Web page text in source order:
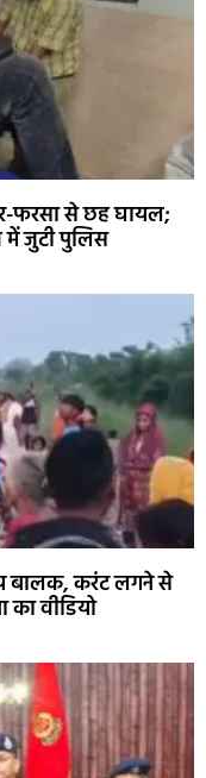
फरसा से छह घायल;
में जुटी पुलिस
बालक, करंट लगने से
वीडियो